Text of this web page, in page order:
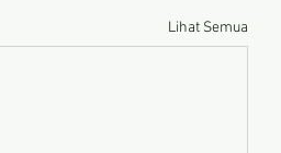
Lihat Semua